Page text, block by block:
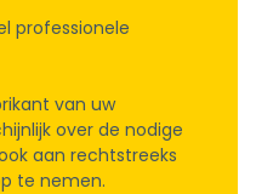
professionele
van uw
over de nodige
aan rechtstreeks
te nemen.